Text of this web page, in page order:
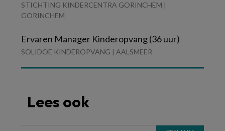
STICHTING KINDERCENTRA GORINCHEM |
GORINCHEM
Ervaren Manager Kinderopvang (36 uur)
SOLIDOE KINDEROPVANG | AALSMEER
Lees ook